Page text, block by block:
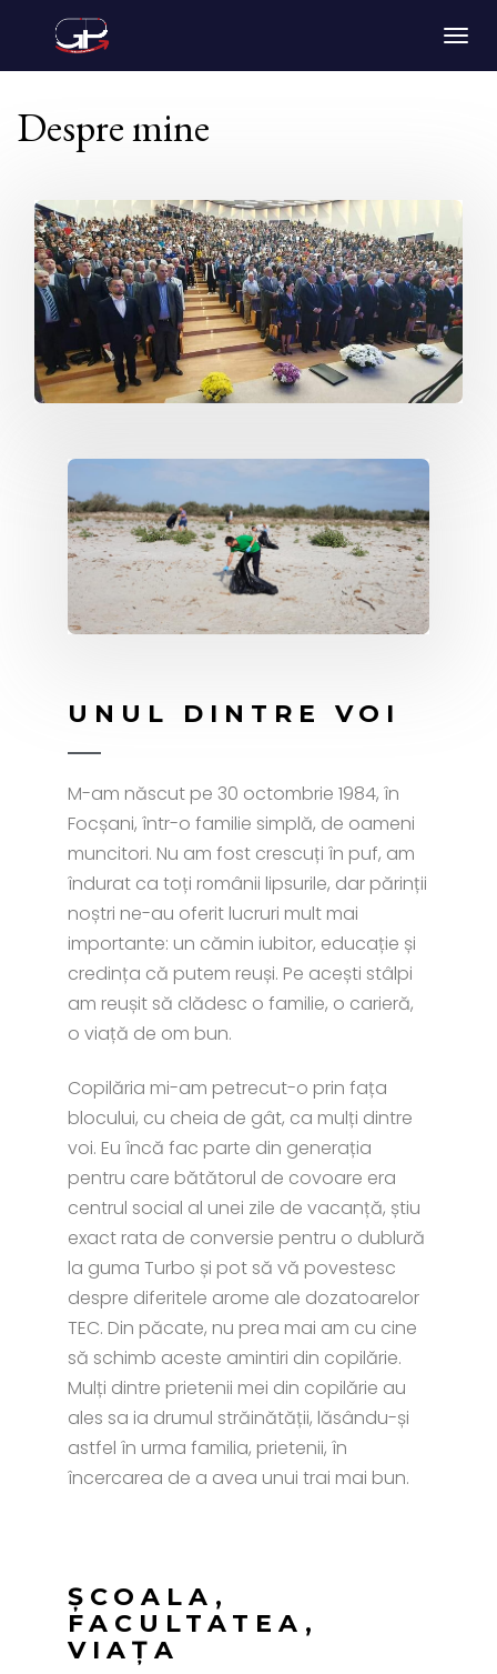
Despre mine
UNUL DINTRE VOI​
M-am născut pe 30 octombrie 1984, în
Focșani, într-o familie simplă, de oameni
muncitori. Nu am fost crescuți în puf, am
îndurat ca toți românii lipsurile, dar părinții
noștri ne-au oferit lucruri mult mai
importante: un cămin iubitor, educație și
credința că putem reuși. Pe acești stâlpi
am reușit să clădesc o familie, o carieră,
o viață de om bun.
Copilăria mi-am petrecut-o prin fața
blocului, cu cheia de gât, ca mulți dintre
voi. Eu încă fac parte din generația
pentru care bătătorul de covoare era
centrul social al unei zile de vacanță, știu
exact rata de conversie pentru o dublură
la guma Turbo și pot să vă povestesc
despre diferitele arome ale dozatoarelor
TEC. Din păcate, nu prea mai am cu cine
să schimb aceste amintiri din copilărie.
Mulți dintre prietenii mei din copilărie au
ales sa ia drumul străinătății, lăsându-și
astfel în urma familia, prietenii, în
încercarea de a avea unui trai mai bun.
ȘCOALA,
FACULTATEA,
VIAȚA